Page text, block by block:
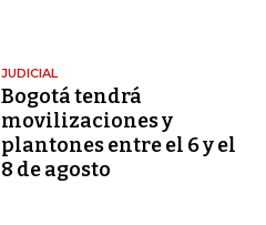
JUDICIAL
Bogotá tendrá
movilizaciones y
plantones entre el 6 y el
8 de agosto